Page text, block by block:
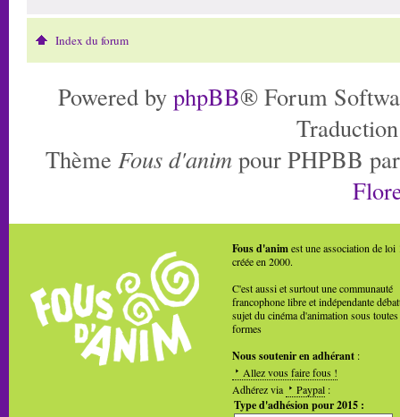
Index du forum
Powered by phpBB® Forum
Thème Fous d'anim pour PHPBB
Fous d'animest une association de loi
créée en 2000.
C'est aussi et surtout une communauté
francophone libre et indépendante
sujet du cinéma d'animation sous toutes
formes
Nous soutenir en adhérant :
Allez vous faire fous !
Adhérez via
Paypal :
Type d'adhésion pour 2015 :